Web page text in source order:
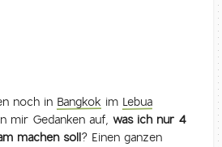
noch in Bangkok im Lebua
mir Gedanken auf,was ich nur 4
machen soll? Einen ganzen